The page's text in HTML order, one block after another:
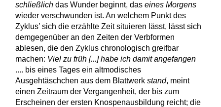
schließlich das Wunder beginnt, daseines Morgens
wieder verschwunden ist. An welchem Punkt des
Zyklus’ sich die erzählte Zeit situieren lässt, lässt sich
demgegenüber an den Zeiten der Verbformen
ablesen, die den Zyklus chronologisch greifbar
machen: Viel zu früh [...] habe ich damit angefangen
.... bis eines Tages ein altmodisches
Ausgehtäschchen aus dem Blattwerkstand, meint
einen Zeitraum der Vergangenheit, der bis zum
Erscheinen der ersten Knospenausbildung reicht; die